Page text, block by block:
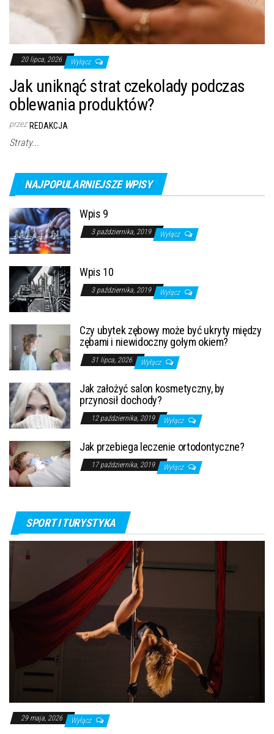
20 lipca, 2026 Wyłącz
Jak uniknąć strat czekolady podczas
oblewania produktów?
przez REDAKCJA
Straty...
NAJPOPULARNIEJSZE WPISY
Wpis 9
3 października, 2019 Wyłącz
Wpis 10
3 października, 2019 Wyłącz
Czy ubytek zębowy może być ukryty między
zębami i niewidoczny gołym okiem?
31 lipca, 2026 Wyłącz
Jak założyć salon kosmetyczny, by
przynosił dochody?
12 października, 2019 Wyłącz
Jak przebiega leczenie ortodontyczne?
17 października, 2019 Wyłącz
SPORT I TURYSTYKA
29 maja, 2026 Wyłącz